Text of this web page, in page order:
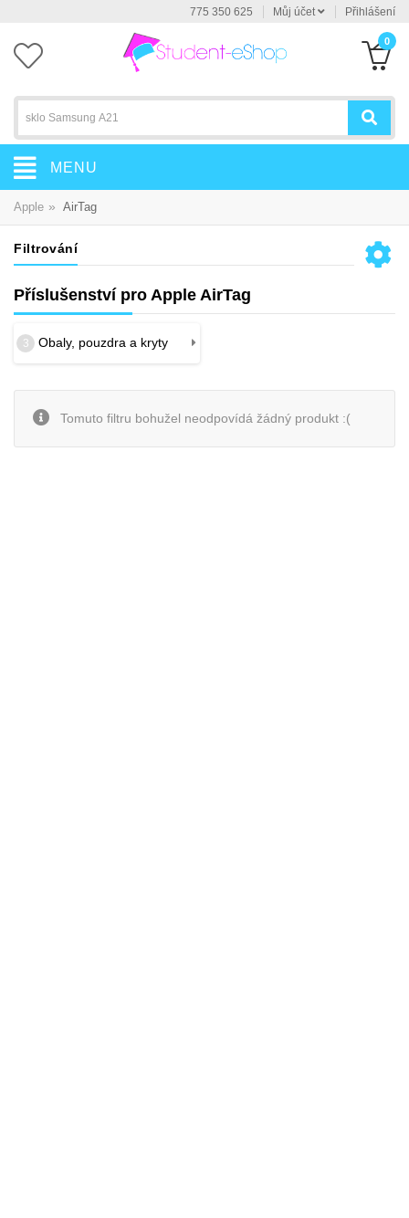
775 350 625 Můj účet Přihlášení
0
MENU
Apple » AirTag
Filtrování
Příslušenství pro Apple AirTag
3 Obaly, pouzdra a kryty
Tomuto filtru bohužel neodpovídá žádný produkt :(